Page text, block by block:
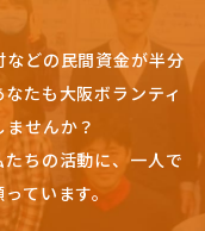
などの民間資金が半分
なたも大阪ボランティ
せんか？
ちの活動に、一人で
ています。